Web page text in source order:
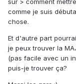
sur > comment
comme je suis
chose.
Et d'autre part
je peux trouver la
(pas facile avec un
puis-je trouver ça?